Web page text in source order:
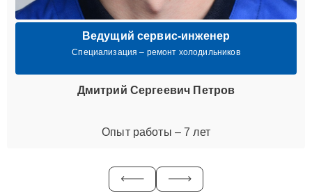
Ведущий сервис-инженер
Специализация – ремонт холодильников
Дмитрий Сергеевич Петров
Опыт работы – 7 лет